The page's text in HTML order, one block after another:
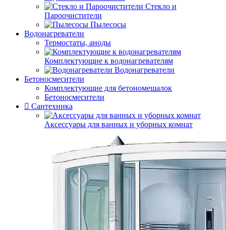
Стекло и
Пароочистители
Пылесосы
Водонагреватели
Термостаты, аноды
Комплектующие к водонагревателям
Водонагреватели
Бетоносмесители
Комплектующие для бетономешалок
Бетоносмесители
Сантехника
Аксессуары для ванных и уборных комнат